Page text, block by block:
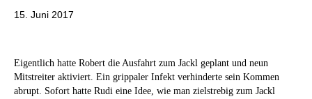
15. Juni 2017
Eigentlich hatte Robert die Ausfahrt zum Jackl geplant und neun
Mitstreiter aktiviert. Ein grippaler Infekt verhinderte sein Kommen
abrupt. Sofort hatte Rudi eine Idee, wie man zielstrebig zum Jackl